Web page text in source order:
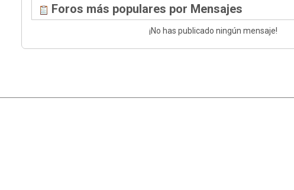
Foros más populares por Mensajes
¡No has publicado ningún mensaje!